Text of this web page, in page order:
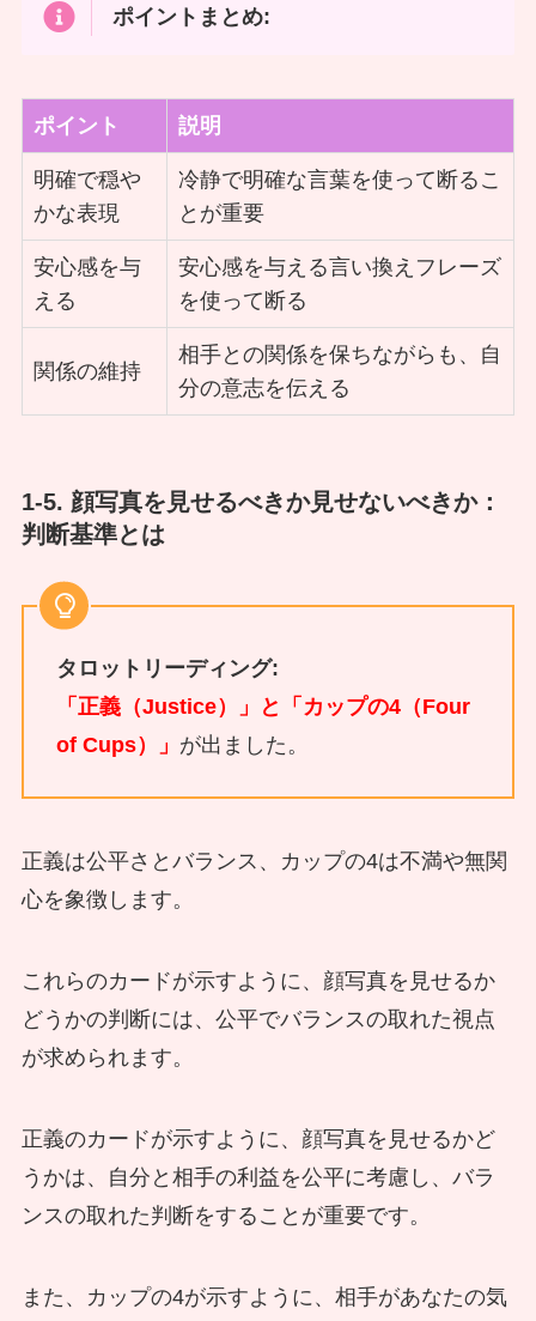
ポイントまとめ:
ポイント 説明
明確で穏や
かな表現
冷静で明確な言葉を使って断るこ
とが重要
安心感を与
える
安心感を与える言い換えフレーズ
を使って断る
関係の維持
相手との関係を保ちながらも、自
分の意志を伝える
1-5. 顔写真を見せるべきか見せないべきか：
判断基準とは
タロットリーディング:
「正義（Justice）」と「カップの4（Four
of Cups）」 が出ました。
正義は公平さとバランス、カップの4は不満や無関
心を象徴します。
これらのカードが示すように、顔写真を見せるか
どうかの判断には、公平でバランスの取れた視点
が求められます。
正義のカードが示すように、顔写真を見せるかど
うかは、自分と相手の利益を公平に考慮し、バラ
ンスの取れた判断をすることが重要です。
また、カップの4が示すように、相手があなたの気